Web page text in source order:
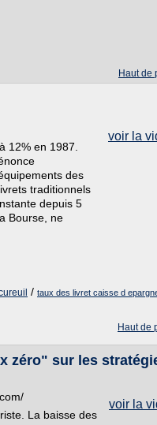
Haut de
voir la
12% en 1987.
des
traditionnels
depuis 5
Bourse, ne
/ taux des livret caisse d
Haut de
zéro" sur les
voir la
La baisse des